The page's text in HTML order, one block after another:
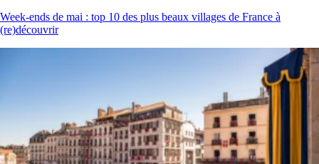
Week‑ends de mai : top 10 des plus beaux villages de France à
(re)découvrir